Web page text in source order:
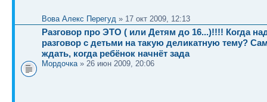
Вова Алекс Перегуд » 17 окт 2009, 12:13
Разговор про ЭТО ( или Детям до 16...)!!!! Когда
разговор с детьми на такую деликатную тему?
ждать, когда ребёнок начнёт зада
Мордочка» 26 июн 2009, 20:06